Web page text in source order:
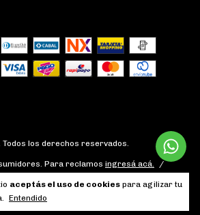
aceptás el uso de cookies para agilizar tu
Entendido
Todos los derechos reservados.
Para reclamos ingresá acá.
/